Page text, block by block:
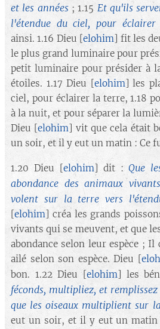
et les années; 1.15 Et qu'ils
l'étendue du ciel, pour
ainsi. 1.16 Dieu [elohim] fit les
le plus grand luminaire pour
petit luminaire pour présider à
étoiles. 1.17 Dieu [elohim] les
ciel, pour éclairer la terre, 1.18
à la nuit, et pour séparer la
Dieu [elohim] vit que cela était
un soir, et il y eut un matin : Ce
1.20 Dieu [elohim] dit :Que
abondance des animaux
volent sur la terre vers
[elohim] créa les grands
vivants qui se meuvent, et que
abondance selon leur espèce ; Il
ailé selon son espèce. Dieu [
bon. 1.22 Dieu [elohim] les
féconds, multipliez, et
que les oiseaux multiplient sur
eut un soir, et il y eut un matin